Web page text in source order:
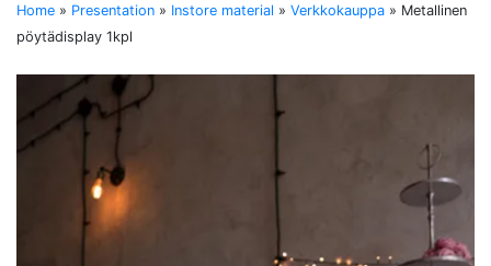
Home » Presentation » Instore material » Verkkokauppa » Metallinen
pöytädisplay 1kpl